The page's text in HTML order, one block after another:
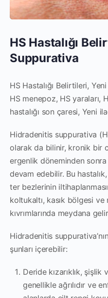
HS Hastalığı
Suppurativa
HS Hastalığı Belirtileri,
HS menepoz, HS yaraları,
hastalığı son çaresi, Yeni
Hidradenitis suppurativa
olarak da bilinir, kronik bir
ergenlik döneminden
devam edebilir. Bu
ter bezlerinin
koltukaltı, kasık bölgesi
kıvrımlarında meydana
Hidradenitis
şunları içerebilir:
Deride kızarıklık, şişlik
genellikle ağrılıdır ve